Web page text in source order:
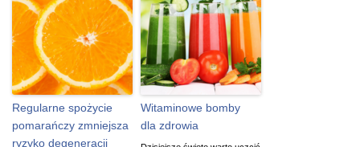
Regularne spożycie
pomarańczy zmniejsza
ryzyko degeneracji
Witaminowe bomby
dla zdrowia